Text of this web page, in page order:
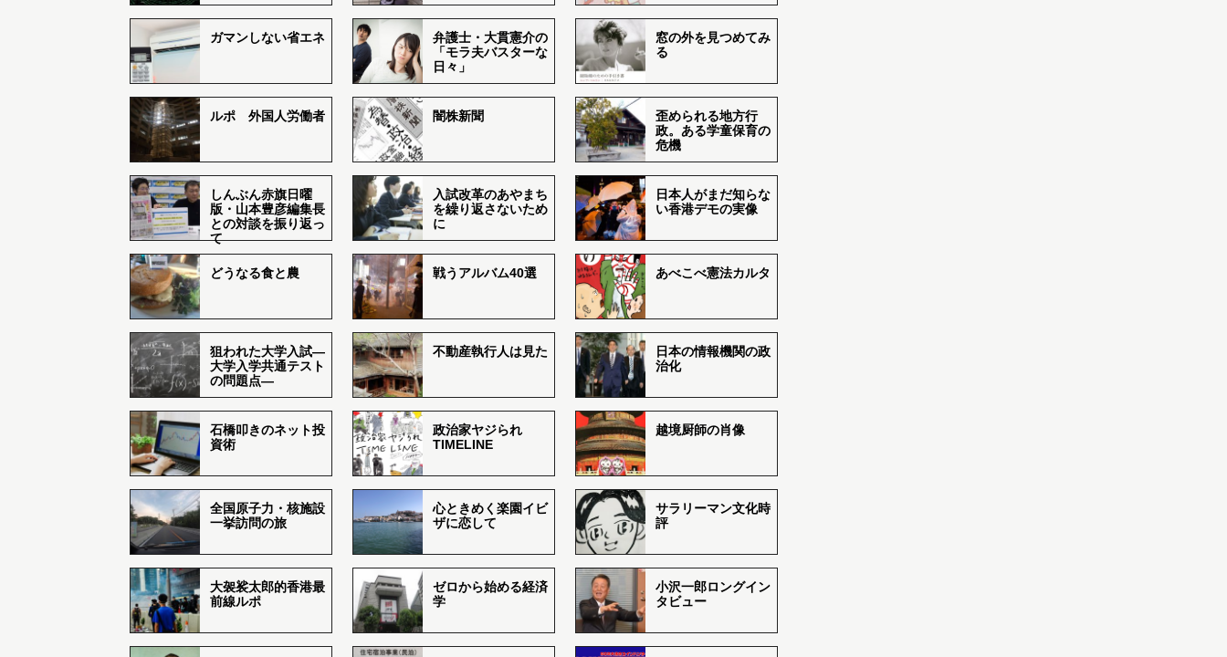
ガマンしない省エネ
弁護士・大貫憲介の
「モラ夫バスターな
日々」
窓の外を見つめてみ
る
ルポ 外国人労働者 闇株新聞
歪められる地方行
政。ある学童保育の
危機
しんぶん赤旗日曜
版・山本豊彦編集長
との対談を振り返っ
て
入試改革のあやまち
を繰り返さないため
に
日本人がまだ知らな
い香港デモの実像
どうなる食と農 戦うアルバム40選 あべこべ憲法カルタ
狙われた大学入試―
大学入学共通テスト
の問題点―
不動産執行人は見た
日本の情報機関の政
治化
石橋叩きのネット投
資術
政治家ヤジられ
TIMELINE
越境厨師の肖像
全国原子力・核施設
一挙訪問の旅
心ときめく楽園イビ
ザに恋して
サラリーマン文化時
評
大袈裟太郎的香港最
前線ルポ
ゼロから始める経済
学
小沢一郎ロングイン
タビュー